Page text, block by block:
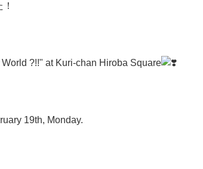
?!!" at Kuri-chan Hiroba Square
19th, Monday.